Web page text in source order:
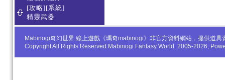
[攻略][系統]
精靈武器
Mabinogi奇幻世界 線上遊戲《瑪奇mabinogi》非官方資料網站，提供道
Copyright All Rights Reserved Mabinogi Fantasy World. 2005-2026,